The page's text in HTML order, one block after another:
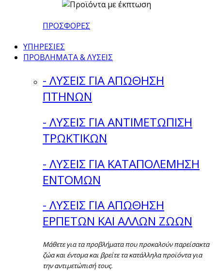
ΠΡΟΣΦΟΡΕΣ
ΥΠΗΡΕΣΙΕΣ
ΠΡΟΒΛΗΜΑΤΑ & ΛΥΣΕΙΣ
- ΛΥΣΕΙΣ ΓΙΑ ΑΠΩΘΗΣΗ
ΠΤΗΝΩΝ
- ΛΥΣΕΙΣ ΓΙΑ ΑΝΤΙΜΕΤΩΠΙΣΗ
ΤΡΩΚΤΙΚΩΝ
- ΛΥΣΕΙΣ ΓΙΑ ΚΑΤΑΠΟΛΕΜΗΣΗ
ΕΝΤΟΜΩΝ
- ΛΥΣΕΙΣ ΓΙΑ ΑΠΩΘΗΣΗ
ΕΡΠΕΤΩΝ ΚΑΙ ΑΛΛΩΝ ΖΩΩΝ
Μάθετε για τα προβλήματα που προκαλούν παρείσακτα
ζώα και έντομα και βρείτε τα κατάλληλα προϊόντα για
την αντιμετώπισή τους.